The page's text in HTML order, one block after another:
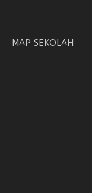
MAP SEKOLAH